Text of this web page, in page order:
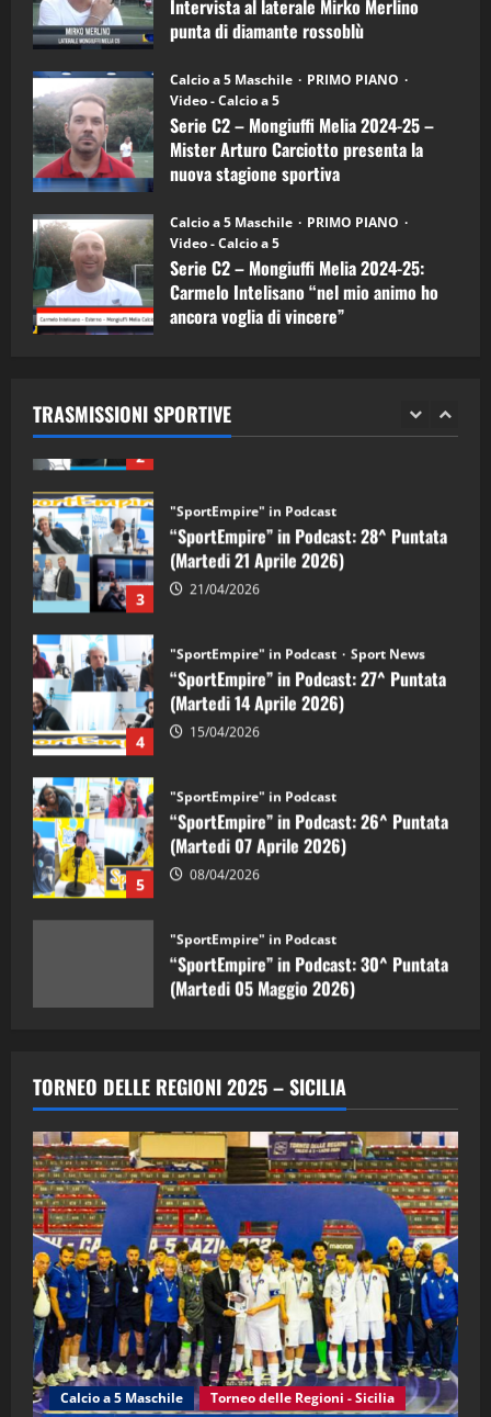
Arturo
Carciotto
(Mongiuffi
Intervista al laterale Mirko Merlino
punta di diamante rossoblù
Calcio a 5 Maschile
PRIMO PIANO
Video - Calcio a 5
Serie C2 – Mongiuffi Melia 2024-25 –
Mister Arturo Carciotto presenta la
nuova stagione sportiva
Calcio a 5 Maschile
PRIMO PIANO
Video - Calcio a 5
Serie C2 – Mongiuffi Melia 2024-25:
Carmelo Intelisano “nel mio animo ho
ancora voglia di vincere”
TRASMISSIONI SPORTIVE
5
“SportEmpire” in Podcast: 26^ Puntata
(Martedi 07 Aprile 2026)
08/04/2026
1
“SportEmpire” in Podcast: 30^ Puntata
(Martedi 05 Maggio 2026)
08/05/2026
2 28/04/2026
3
“SportEmpire” in Podcast: 28^ Puntata
(Martedi 21 Aprile 2026)
21/04/2026
4
“SportEmpire” in Podcast: 27^ Puntata
(Martedi 14 Aprile 2026)
15/04/2026
5
“SportEmpire” in Podcast: 26^ Puntata
(Martedi 07 Aprile 2026)
08/04/2026
“SportEmpire” in Podcast: 30^ Puntata
(Martedi 05 Maggio 2026)
08/05/2026
2
“SportEmpire” in Podcast: 29^ Puntata
(Martedi 28 Aprile 2026)
3
"SportEmpire" in Podcast
“SportEmpire” in Podcast: 28^ Puntata
(Martedi 21 Aprile 2026)
21/04/2026
"SportEmpire" in Podcast Sport News
“SportEmpire” in Podcast: 27^ Puntata
(Martedi 14 Aprile 2026)
15/04/2026
TORNEO DELLE REGIONI 2025 – SICILIA
Calcio a 5 Maschile Torneo delle Regioni - Sicilia